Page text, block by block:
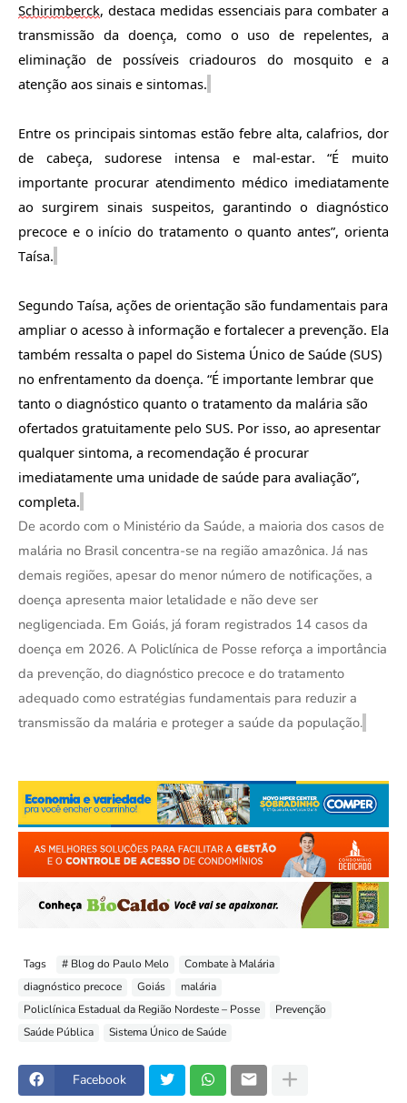
Schirimberck, destaca medidas essenciais paracombater a
transmissão da doença, como o uso de repelentes, a
eliminação de possíveis criadouros do mosquito e a
atenção aos sinais e sintomas.
Entre os principais sintomas estão febre alta, calafrios, dor
de cabeça, sudorese intensa e mal-estar. “É muito
importante procurar atendimento médico imediatamente
aosurgirem sinais suspeitos, garantindo o diagnóstico
precoce e o início do tratamento o quanto antes”, orienta
Taísa.
Segundo Taísa, ações de orientação são fundamentais para
ampliar o acesso à informação e fortalecer a prevenção. Ela
também ressalta o papel do Sistema Único de Saúde (SUS)
no enfrentamento da doença. “É importante lembrar que
tanto o diagnóstico quanto o tratamento da malária são
ofertados gratuitamente pelo SUS. Por isso, ao apresentar
qualquer sintoma, a recomendação é procurar
imediatamente uma unidade de saúde para avaliação”,
completa.
De acordo com o Ministério da Saúde, a maioria dos casos de
malária no Brasil concentra-se na região amazônica. Já nas
demais regiões, apesar do menor número de notificações, a
doença apresenta maior letalidade e não deve ser
negligenciada. Em Goiás, já foram registrados 14 casos da
doença em 2026. A Policlínica de Posse reforça a importância
da prevenção, do diagnóstico precoce e do tratamento
adequado como estratégias fundamentais para reduzir a
transmissão da malária e proteger a saúde da população.
Tags # Blog do Paulo Melo
Combate à Malária
diagnóstico precoce
Goiás
malária
Policlínica Estadual da Região Nordeste – Posse
Prevenção
Saúde Pública
Sistema Único de Saúde
Facebook